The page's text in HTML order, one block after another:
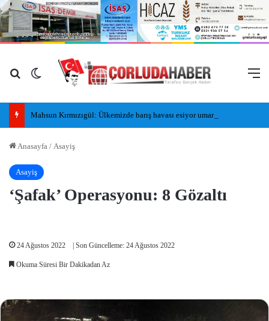
Arama yap ...
Dış görünümü değiştir
Anasayfa / Asayiş
Asayiş
‘Şafak’ Operasyonu: 8 Gözaltı
24 Ağustos 2022 | Son Güncelleme: 24 Ağustos 2022
Okuma Süresi Bir Dakikadan Az